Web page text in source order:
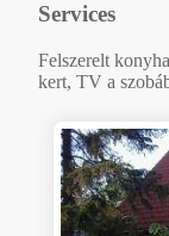
Services
Felszerelt
kert, TV a